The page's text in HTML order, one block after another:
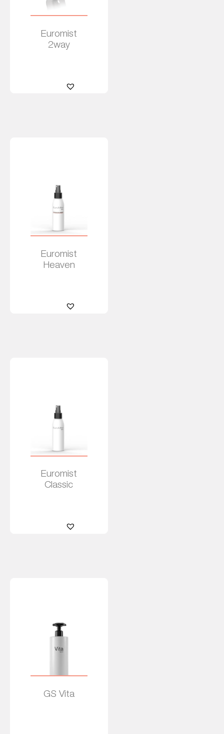
Euromist
2way
Euromist
Heaven
Euromist
Classic
GS Vita